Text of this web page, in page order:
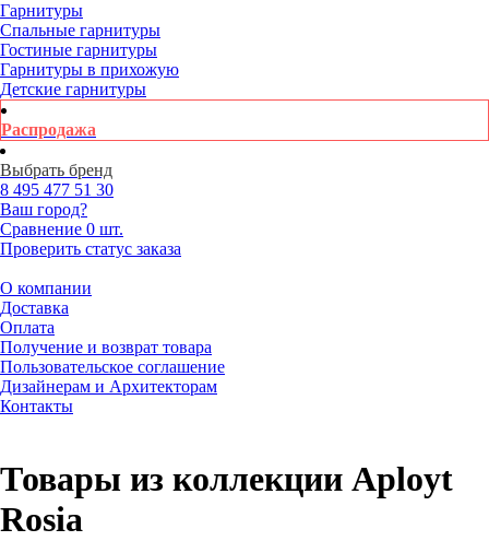
Гарнитуры
Спальные гарнитуры
Гостиные гарнитуры
Гарнитуры в прихожую
Детские гарнитуры
Распродажа
Выбрать бренд
8 495 477 51 30
Ваш город?
Сравнение 0 шт.
Проверить статус заказа
О компании
Доставка
Оплата
Получение и возврат товара
Пользовательское соглашение
Дизайнерам и Архитекторам
Контакты
Товары из коллекции Aployt
Rosia